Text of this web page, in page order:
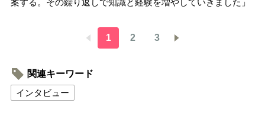
案する。その繰り返しで知識と経験を増やしていきました」
1 2 3
関連キーワード
インタビュー